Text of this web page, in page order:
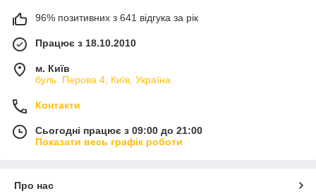
96% позитивних з 641 відгука за рік
Працює з 18.10.2010
м. Київ
буль. Перова 4, Київ, Україна
Контакти
Сьогодні працює з 09:00 до 21:00
Показати весь графік роботи
Про нас